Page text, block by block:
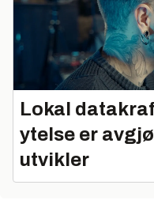
Lokal
ytelse er
utvikler